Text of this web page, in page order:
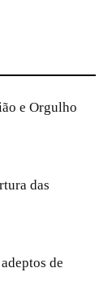
e Orgulho
das
de